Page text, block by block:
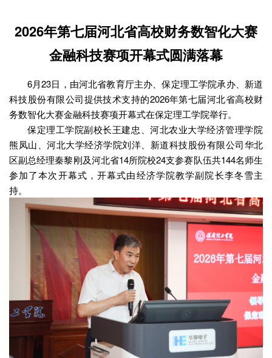
2026年第七届河北省高校财务数智化大赛
金融科技赛项开幕式圆满落幕
6月23日，由河北省教育厅主办、保定理工学院承办、新道
科技股份有限公司提供技术支持的2026年第七届河北省高校财
务数智化大赛金融科技赛项开幕式在保定理工学院举行。
保定理工学院副校长王建忠、河北农业大学经济管理学院
熊凤山、河北大学经济学院刘洋、新道科技股份有限公司华北
区副总经理秦黎刚及河北省14所院校24支参赛队伍共144名师生
参加了本次开幕式，开幕式由经济学院教学副院长李冬雪主
持。